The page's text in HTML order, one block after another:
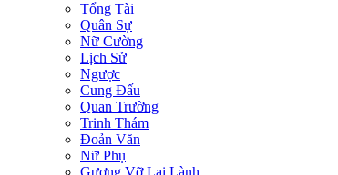
Tổng Tài
Quân Sự
Nữ Cường
Lịch Sử
Ngược
Cung Đấu
Quan Trường
Trinh Thám
Đoản Văn
Nữ Phụ